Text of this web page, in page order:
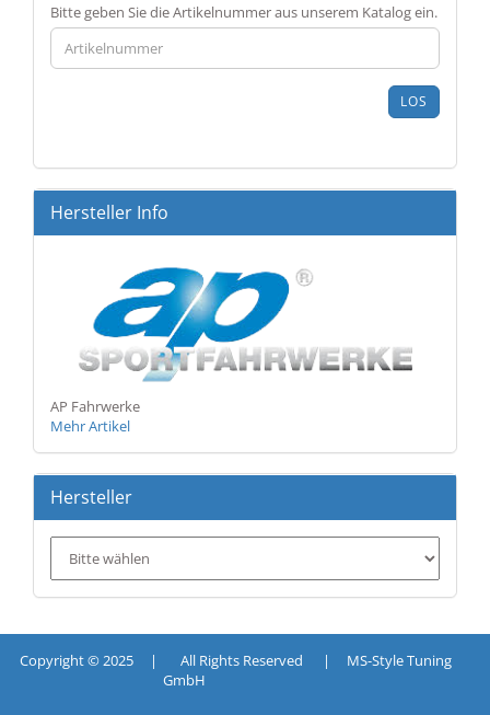
BITTE
GEBEN
SIE
DIE
EIN.
Bitte geben Sie die Artikelnummer aus unserem Katalog ein.
LOS
Hersteller Info
AP Fahrwerke
Mehr Artikel
Hersteller
Copyright © 2025 | All Rights Reserved | MS-Style Tuning
GmbH